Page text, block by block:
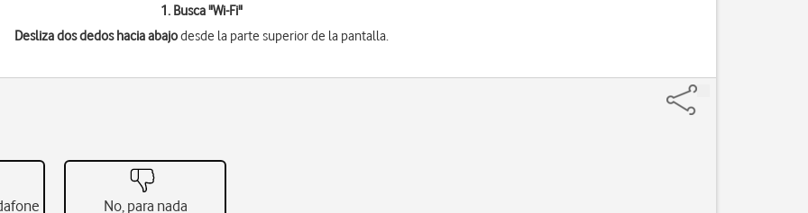
1. Busca "Wi-Fi"
Desliza dos dedos hacia abajodesde la parte superior de la pantalla.
No, para nada